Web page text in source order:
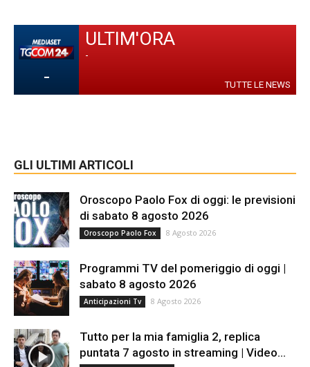
-
ULTIM'ORA
-
TUTTE LE NEWS
GLI ULTIMI ARTICOLI
Oroscopo Paolo Fox di oggi: le previsioni
di sabato 8 agosto 2026
Oroscopo Paolo Fox 8 Agosto 2026
Programmi TV del pomeriggio di oggi |
sabato 8 agosto 2026
Anticipazioni Tv 8 Agosto 2026
Tutto per la mia famiglia 2, replica
puntata 7 agosto in streaming | Video...